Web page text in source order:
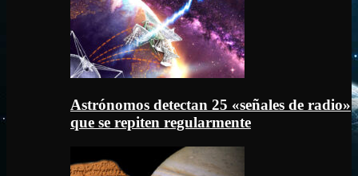
Astrónomos detectan 25 «señales de radio»
que se repiten regularmente